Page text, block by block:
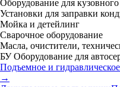
Оборудование для
Установки для заправки
Мойка и детейлинг
Сварочное оборудование
Масла, очистители,
БУ Оборудование для
Подъемное и
→